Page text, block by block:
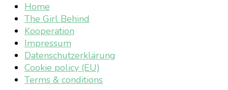
Home
The Girl Behind
Kooperation
Impressum
Datenschutzerklärung
Cookie policy (EU)
Terms & conditions